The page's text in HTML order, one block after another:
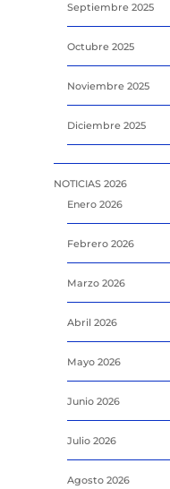
Septiembre 2025
Octubre 2025
Noviembre 2025
Diciembre 2025
NOTICIAS 2026
Enero 2026
Febrero 2026
Marzo 2026
Abril 2026
Mayo 2026
Junio 2026
Julio 2026
Agosto 2026